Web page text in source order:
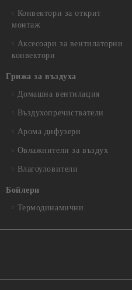
Конвектори за открит
монтаж
Аксесоари за вентилаторни
конвектори
Грижа за въздуха
Домашна вентилация
Въздухопречистватели
Арома дифузери
Овлажнители за въздух
Влагоуловители
Бойлери
Термодинамични